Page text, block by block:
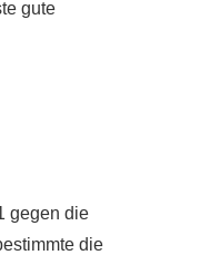
gute
gegen die
die